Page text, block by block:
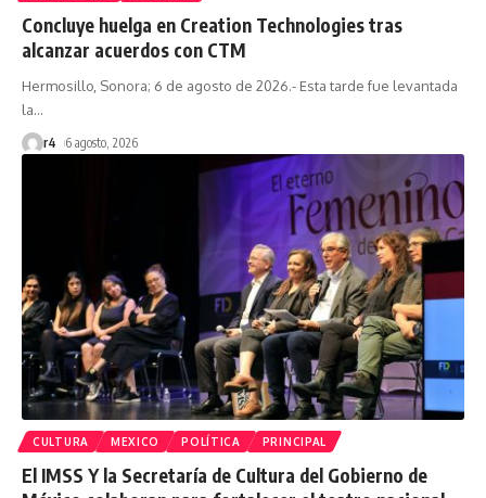
Concluye huelga en Creation Technologies tras
alcanzar acuerdos con CTM
Hermosillo, Sonora; 6 de agosto de 2026.- Esta tarde fue levantada
la…
r4 6 agosto, 2026
CULTURA MEXICO POLÍTICA PRINCIPAL
El IMSS Y la Secretaría de Cultura del Gobierno de